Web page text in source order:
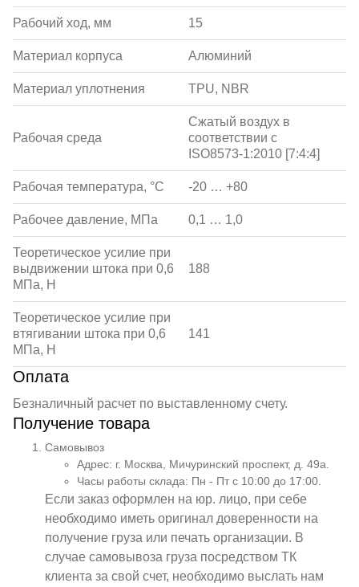
Рабочий ход, мм 15
Материал корпуса Алюминий
Материал уплотнения TPU, NBR
Рабочая среда
Сжатый воздух в
соответствии с
ISO8573-1:2010 [7:4:4]
Рабочая температура, °С -20 … +80
Рабочее давление, МПа 0,1 … 1,0
Теоретическое усилие при
выдвижении штока при 0,6
МПа, Н
188
Теоретическое усилие при
втягивании штока при 0,6
МПа, Н
141
Оплата
Безналичный расчет по выставленному счету.
Получение товара
Самовывоз
Адрес: г. Москва, Мичуринский проспект, д. 49а.
Часы работы склада: Пн - Пт с 10:00 до 17:00.
Если заказ оформлен на юр. лицо, при себе
необходимо иметь оригинал доверенности на
получение груза или печать организации. В
случае самовывоза груза посредством ТК
клиента за свой счет, необходимо выслать нам